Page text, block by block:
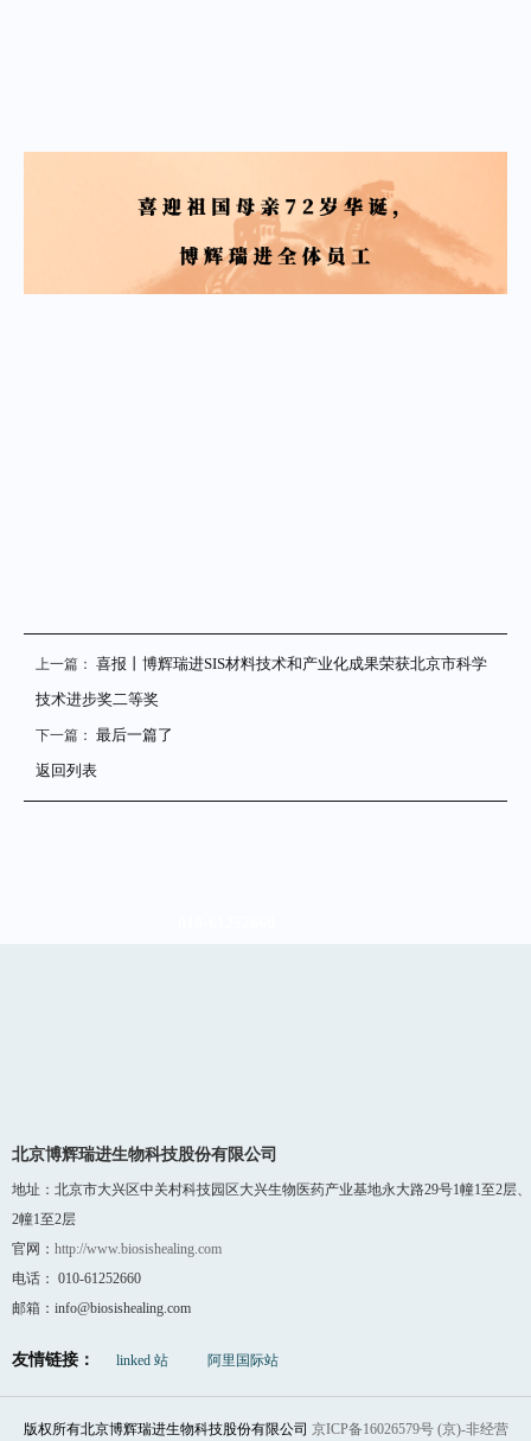
上一篇： 喜报丨博辉瑞进SIS材料技术和产业化成果荣获北京市科学
技术进步奖二等奖
下一篇： 最后一篇了
返回列表
北京博辉瑞进生物科技股份有限公司
地址：北京市大兴区中关村科技园区大兴生物医药产业基地永大路29号1幢1至2层、
2幢1至2层
官网： http://www.biosishealing.com
电话： 010-61252660
邮箱：info@biosishealing.com
友情链接： linked 站 阿里国际站
版权所有北京博辉瑞进生物科技股份有限公司 京ICP备16026579号 (京)-非经营